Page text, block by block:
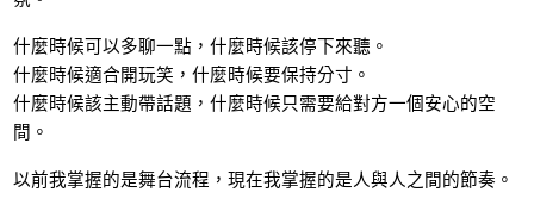
什麼時候可以多聊一點，什麼時候該停下來聽。
什麼時候適合開玩笑，什麼時候要保持分寸。
什麼時候該主動帶話題，什麼時候只需要給對方一個安心的空
間。
以前我掌握的是舞台流程，現在我掌握的是人與人之間的節奏。